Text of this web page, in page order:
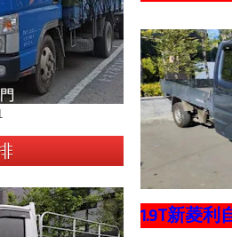
1.9T新菱利